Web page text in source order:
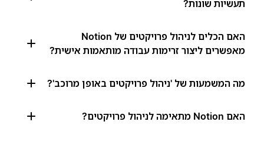
תעשיות שונות?
האם הכלים לניהול פרויקטים של Notion
מאפשרים ליצור זרימות עבודה מותאמות אישית?
מה המשמעות של 'ניהול פרויקטים באופן מרוכב'?
האם Notion מתאימה לניהול פרויקטים?